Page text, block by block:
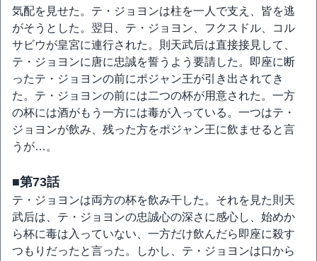
気配を見せた。テ・ジョヨンは柱を一人で支え、皆を逃
がそうとした。翌日、テ・ジョヨン、フクスドル、コル
サビウが皇宮に連行された。則天武后は直接接見して、
テ・ジョヨンに唐に忠誠を誓うよう要請した。即座に断
ったテ・ジョヨンの前にポジャン王が引き出されてき
た。テ・ジョヨンの前には二つの杯が用意された。一方
の杯には酒がもう一方には毒が入っている。一つはテ・
ジョヨンが飲み、残った方をポジャン王に飲ませると言
うが…。
■第73話
テ・ジョヨンは両方の杯を飲み干した。それを見た則天
武后は、テ・ジョヨンの忠誠心の深さに感心し、始めか
ら杯に毒は入っていない、一方だけ飲んだら即座に殺す
つもりだったと言った。しかし、テ・ジョヨンは口から